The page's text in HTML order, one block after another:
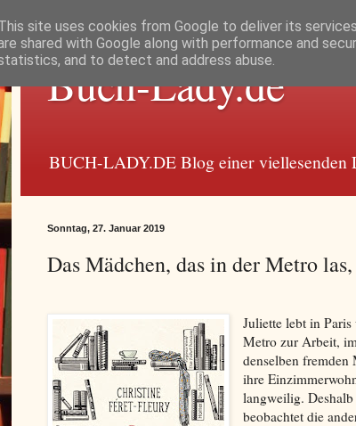
Buch-Lady.de
BUCH-LADY.DE Blog einer viellesenden
Sonntag, 27. Januar 2019
Das Mädchen, das in der Metro
Juliette lebt in
Metro zur Arbeit,
denselben
ihre
langweilig.
beobachtet die
site uses cookies from Google to deliver its
shared with Google along with performance and
and to detect and address abuse.